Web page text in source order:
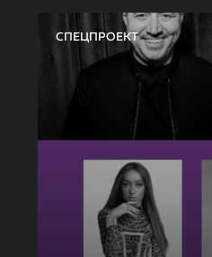
СПЕЦПРОЕКТ